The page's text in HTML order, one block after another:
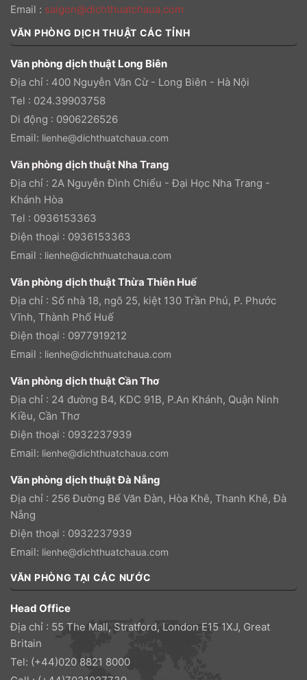
Email : saigon@dichthuatchaua.com
VĂN PHÒNG DỊCH THUẬT CÁC TỈNH
Văn phòng dịch thuật Long Biên
Địa chỉ : 400 Nguyễn Văn Cừ - Long Biên - Hà Nội
Tel : 024.39903758
Di động : 0906226526
Email: lienhe@dichthuatchaua.com
Văn phòng dịch thuật Nha Trang
Địa chỉ : 2A Nguyễn Đình Chiểu - Đại Học Nha Trang -
Khánh Hòa
Tel : 0936153363
Điện thoại : 0936153363
Email : lienhe@dichthuatchaua.com
Văn phòng dịch thuật Thừa Thiên Huế
Địa chỉ : Số nhà 18, ngõ 25, kiệt 130 Trần Phú, P. Phước
Vĩnh, Thành Phố Huế
Điện thoại : 0977919212
Email : lienhe@dichthuatchaua.com
Văn phòng dịch thuật Cần Thơ
Địa chỉ : 24 đường B4, KDC 91B, P.An Khánh, Quận Ninh
Kiều, Cần Thơ
Điện thoại : 0932237939
Email: lienhe@dichthuatchaua.com
Văn phòng dịch thuật Đà Nẵng
Địa chỉ : 256 Đường Bế Văn Đàn, Hòa Khê, Thanh Khê, Đà
Nẵng
Điện thoại : 0932237939
Email: lienhe@dichthuatchaua.com
VĂN PHÒNG TẠI CÁC NƯỚC
Head Office
Địa chỉ : 55 The Mall, Stratford, London E15 1XJ, Great
Britain
Tel: (+44)020 8821 8000